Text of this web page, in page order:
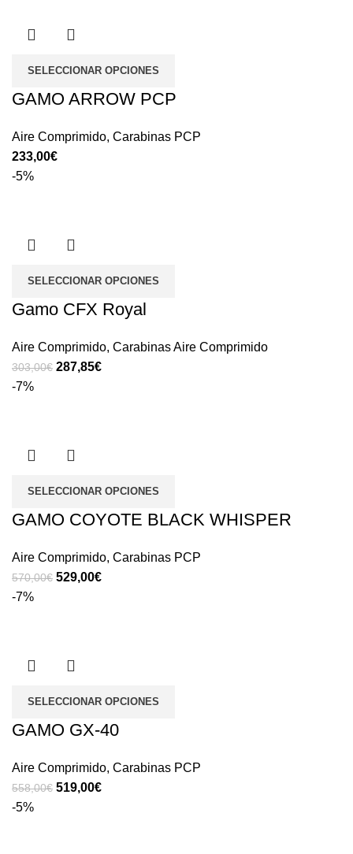
SELECCIONAR OPCIONES
GAMO ARROW PCP
Aire Comprimido, Carabinas PCP
€
-5%
SELECCIONAR OPCIONES
Gamo CFX Royal
Aire Comprimido, Carabinas Aire Comprimido
303,00€ 287,85€
-7%
SELECCIONAR OPCIONES
GAMO COYOTE BLACK WHISPER
Aire Comprimido, Carabinas PCP
570,00€ 529,00€
-7%
SELECCIONAR OPCIONES
GAMO GX-40
Aire Comprimido, Carabinas PCP
558,00€ 519,00€
-5%